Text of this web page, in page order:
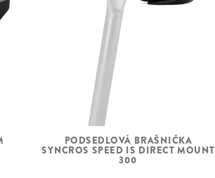
PODSEDLOVÁ BRAŠNIČKA
SYNCROS SPEED IS DIRECT MOUNT
300